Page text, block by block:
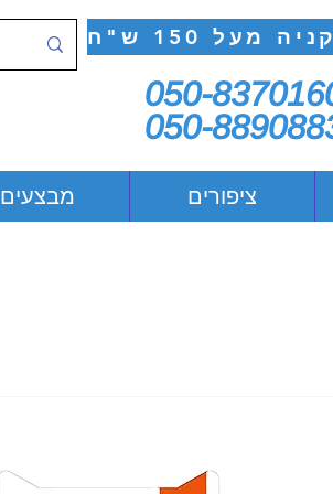
150 ש"ח
050-
050-
מבצעים ציפורים